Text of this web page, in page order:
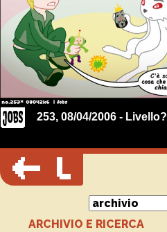
253, 08/04/2006 - Livello?
ARCHIVIO E RICERCA